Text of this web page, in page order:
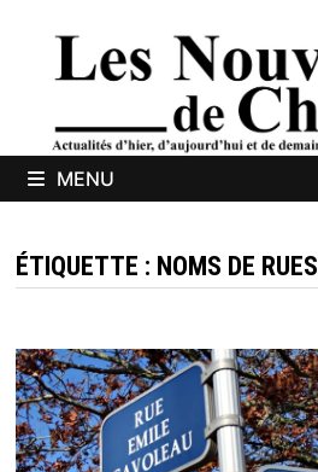
MENU
ÉTIQUETTE : NOMS DE RUES